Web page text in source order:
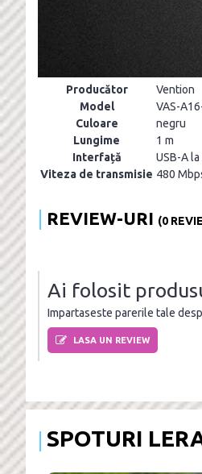
Producător
Vention
Model
VAS-
Culoare
negru
Lungime
1 m
Interfață
USB-A la
Viteza de transmisie 480
REVIEW-URI (0
Ai folosit
Impartaseste parerile tale
LASA UN REVIEW
SPOTURI